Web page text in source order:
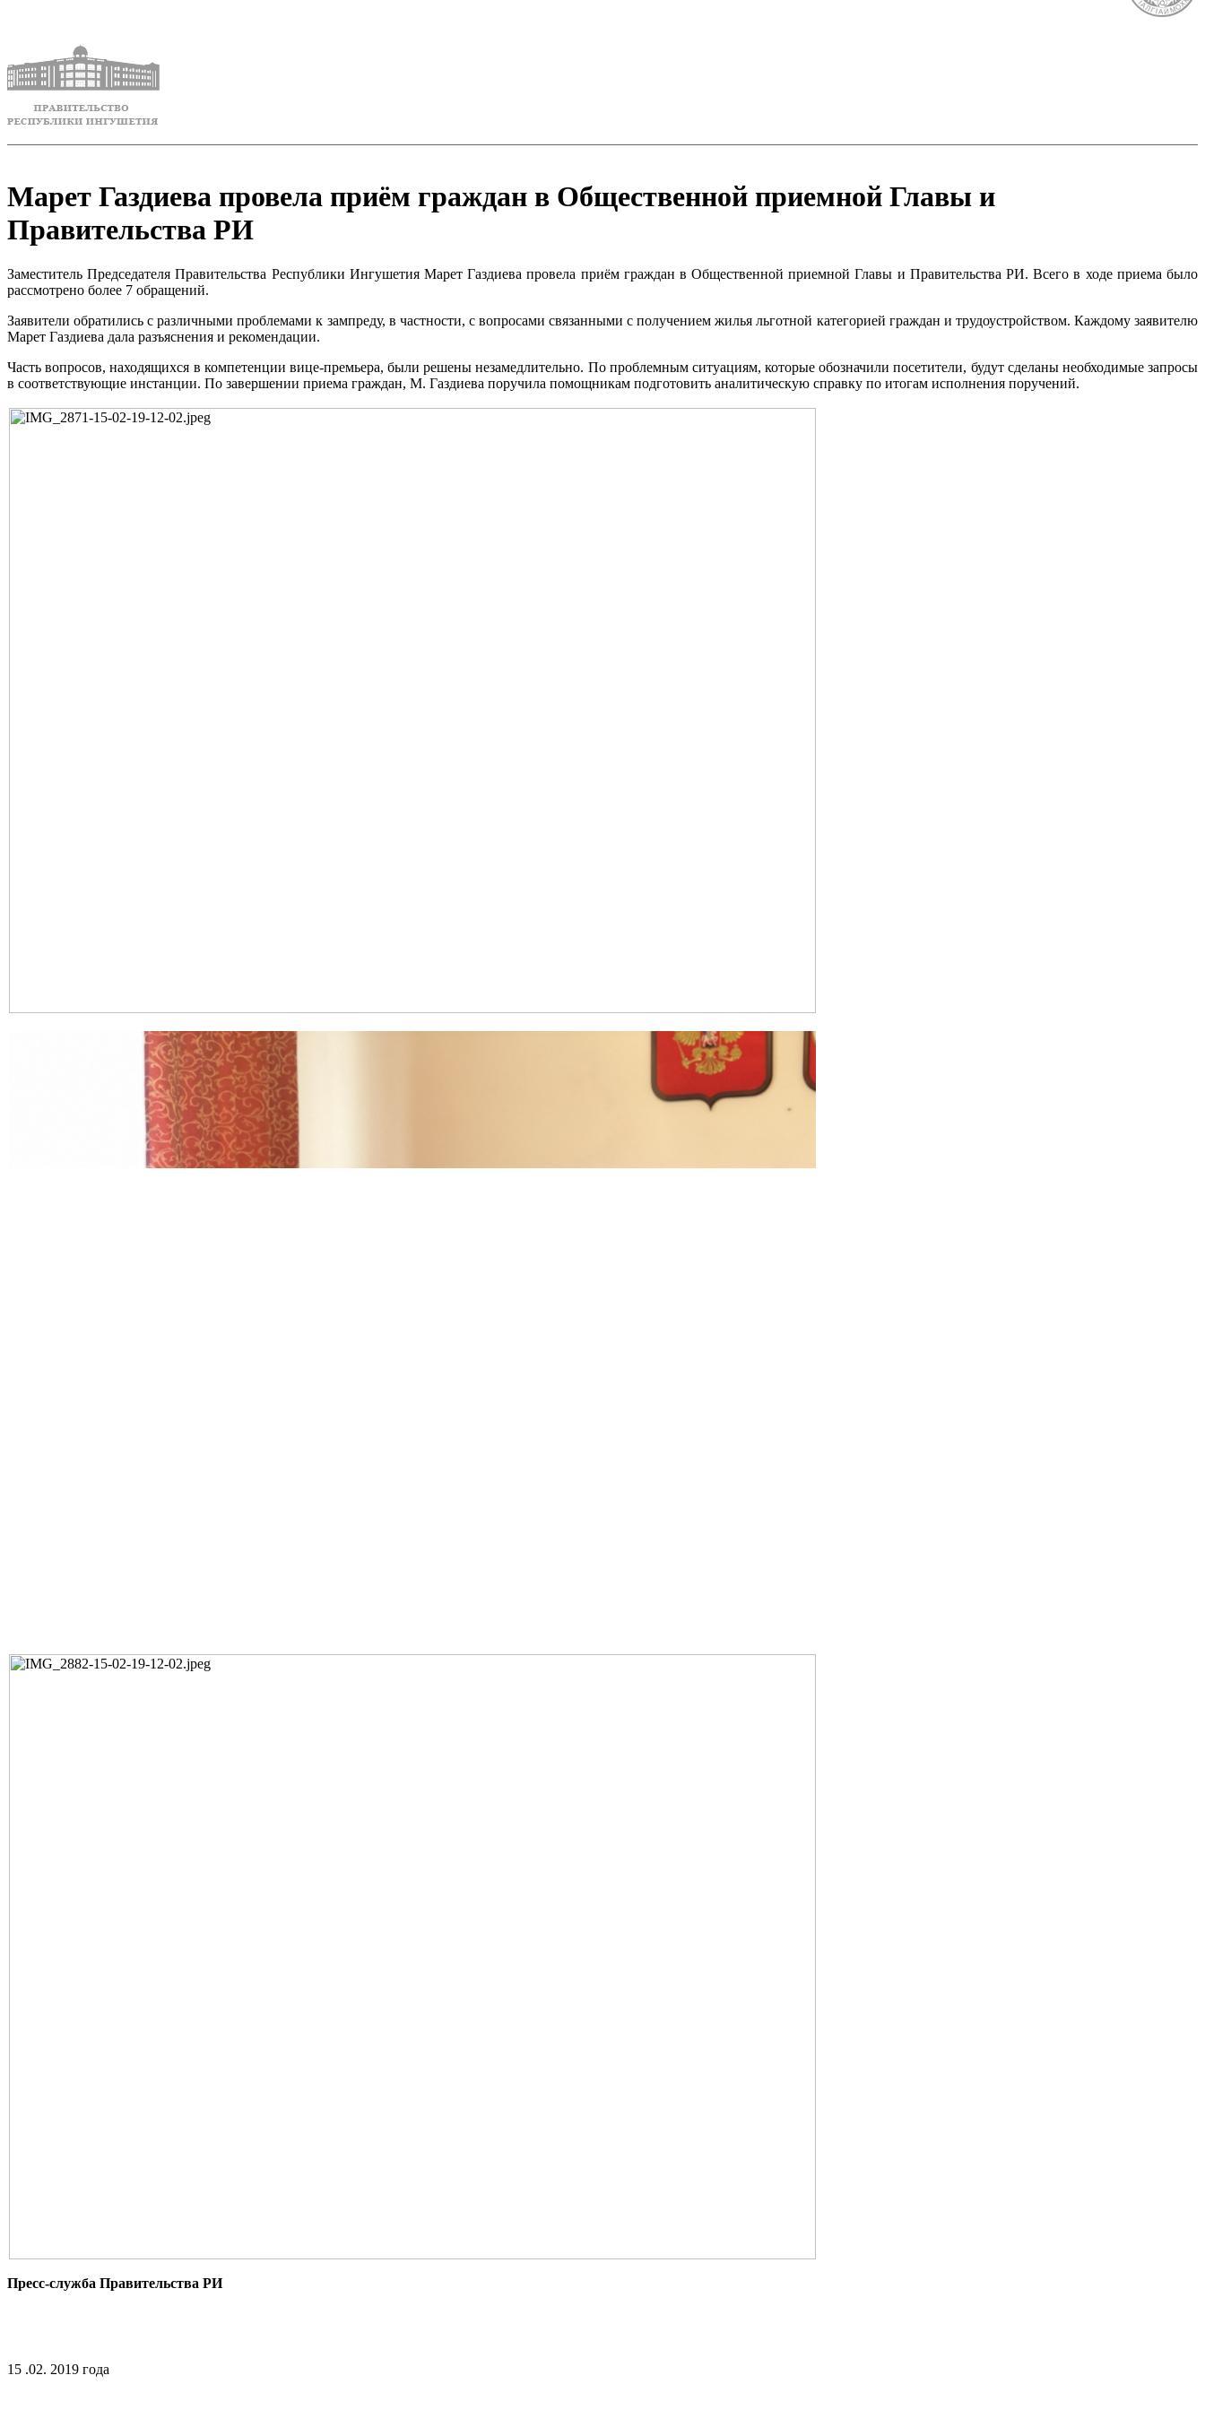
Марет Газдиева провела приём граждан в Общественной приемной Главы и
Правительства РИ
Заместитель Председателя Правительства Республики Ингушетия Марет Газдиева провела приём граждан в Общественной приемной Главы и Правительства РИ. Всего в ходе приема было
рассмотрено более 7 обращений.
Заявители обратились с различными проблемами к зампреду, в частности, с вопросами связанными с получением жилья льготной категорией граждан и трудоустройством. Каждому заявителю
Марет Газдиева дала разъяснения и рекомендации.
Часть вопросов, находящихся в компетенции вице-премьера, были решены незамедлительно. По проблемным ситуациям, которые обозначили посетители, будут сделаны необходимые запросы
в соответствующие инстанции. По завершении приема граждан, М. Газдиева поручила помощникам подготовить аналитическую справку по итогам исполнения поручений.
Пресс-служба Правительства РИ
15 .02. 2019 года